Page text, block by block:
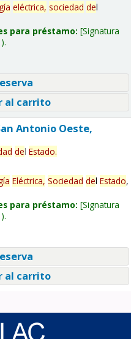
eléctrica, sociedad del
para préstamo: Signatura
al carrito
Antonio Oeste,
del Estado.
Eléctrica, Sociedad del Estado,
para préstamo: Signatura
al carrito